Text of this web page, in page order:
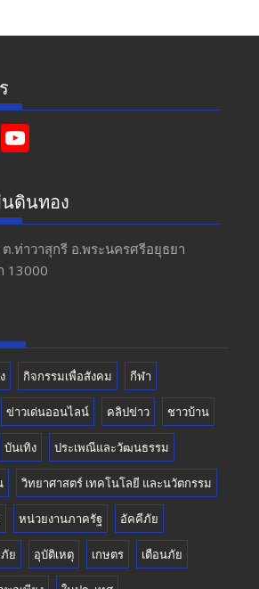
T
u
T
u
b
ดินทอง
.​ท่าวาสุกรี​ อ.พระนครศรีอยุธยา​
13000
กิจกรรมเพื่อสังคม กีฬา
ข่าวเด่นออนไลน์ คลิปข่าว ชาวบ้าน
บันเทิง ประเพณีและวัฒนธรรม
วิทยาศาสตร์ เทคโนโลยี และนวัตกรรม
หน่วยงานภาครัฐ อัคคีภัย
ย อุบัติเหตุ เกษตร เตือนภัย